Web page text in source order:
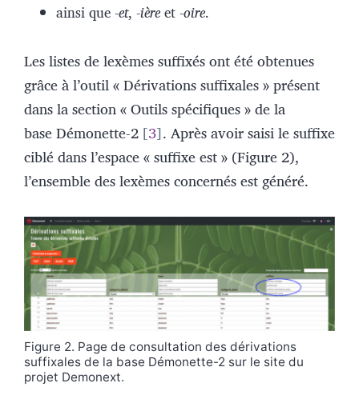
ainsi que -et, -ièreet -oire.
Les listes de lexèmes suffixés ont été obtenues
grâce à l’outil « Dérivations suffixales » présent
dans la section « Outils spécifiques » de la
base Démonette-2 3 . Après avoir saisi le suffixe
ciblé dans l’espace « suffixe est » (Figure 2),
l’ensemble des lexèmes concernés est généré.
Figure 2. Page de consultation des dérivations
suffixales de la base Démonette-2 sur le site du
projet Demonext.